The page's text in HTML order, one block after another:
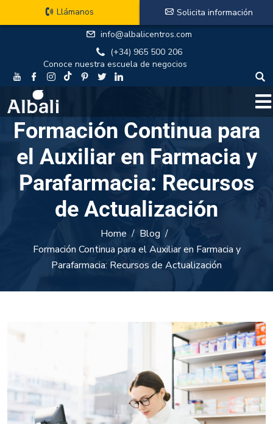
info@albalicentros.com
(+34) 965 500 206
Conoce nuestra escuela de negocios
Llámanos Solicita información
Formación Continua para
el Auxiliar en Farmacia y
Parafarmacia: Recursos
de Actualización
Home
Blog
Formación Continua para el Auxiliar en Farmacia y
Parafarmacia: Recursos de Actualización